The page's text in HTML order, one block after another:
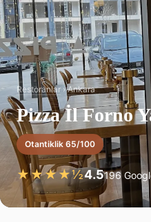
Restoranlar ›Ankara
Pizza İl Forno
Otantiklik 65/100
★★★★½4.5196